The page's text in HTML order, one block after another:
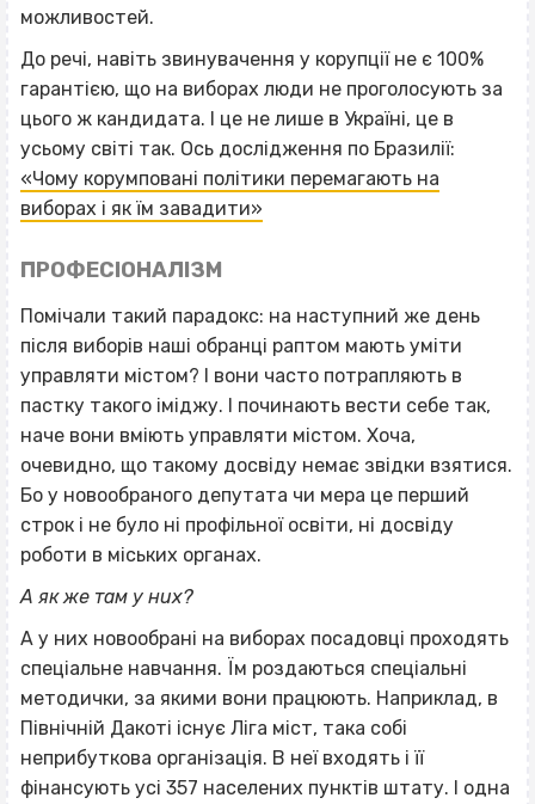
можливостей.
До речі, навіть звинувачення у корупції не є 100%
гарантією, що на виборах люди не проголосують за
цього ж кандидата. І це не лише в Україні, це в
усьому світі так. Ось дослідження по Бразилії:
«Чому корумповані політики перемагають на
виборах і як їм завадити»
ПРОФЕСІОНАЛІЗМ
Помічали такий парадокс: на наступний же день
після виборів наші обранці раптом мають уміти
управляти містом? І вони часто потрапляють в
пастку такого іміджу. І починають вести себе так,
наче вони вміють управляти містом. Хоча,
очевидно, що такому досвіду немає звідки взятися.
Бо у новообраного депутата чи мера це перший
строк і не було ні профільної освіти, ні досвіду
роботи в міських органах.
А як же там у них?
А у них новообрані на виборах посадовці проходять
спеціальне навчання. Їм роздаються спеціальні
методички, за якими вони працюють. Наприклад, в
Північній Дакоті існує Ліга міст, така собі
неприбуткова організація. В неї входять і її
фінансують усі 357 населених пунктів штату. І одна